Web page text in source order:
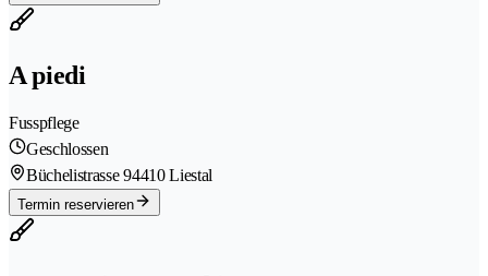
A piedi
Fusspflege
Geschlossen
Büchelistrasse 94410 Liestal
Termin reservieren